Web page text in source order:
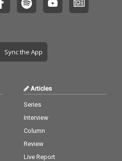
Sync the App
Articles
Series
Interview
Column
Review
Live Report